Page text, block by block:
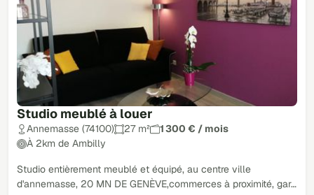
Studio meublé à louer
Annemasse (74100) 27 m²
1 300 € / mois
À 2km de Ambilly
Studio entièrement meublé et équipé, au centre ville
d'annemasse, 20 MN DE GENÈVE,commerces à proximité, gar…